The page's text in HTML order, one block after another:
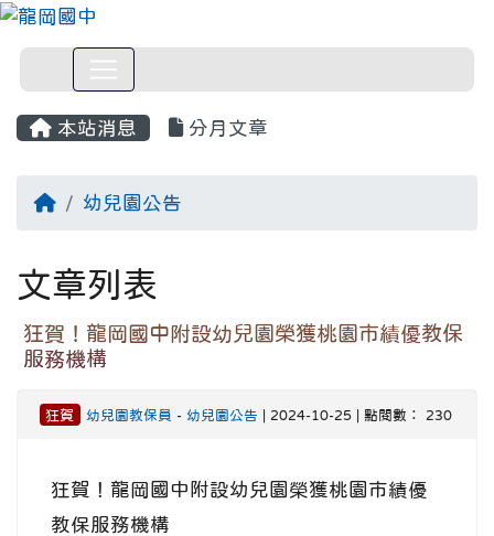
本站消息 分月文章
回首頁幼兒園公告
文章列表
狂賀！龍岡國中附設幼兒園榮獲桃園市績優教保
服務機構
狂賀 幼兒園教保員 - 幼兒園公告 | 2024-10-25 | 點閱數： 230
狂賀！龍岡國中附設幼兒園榮獲桃園市績優
教保服務機構